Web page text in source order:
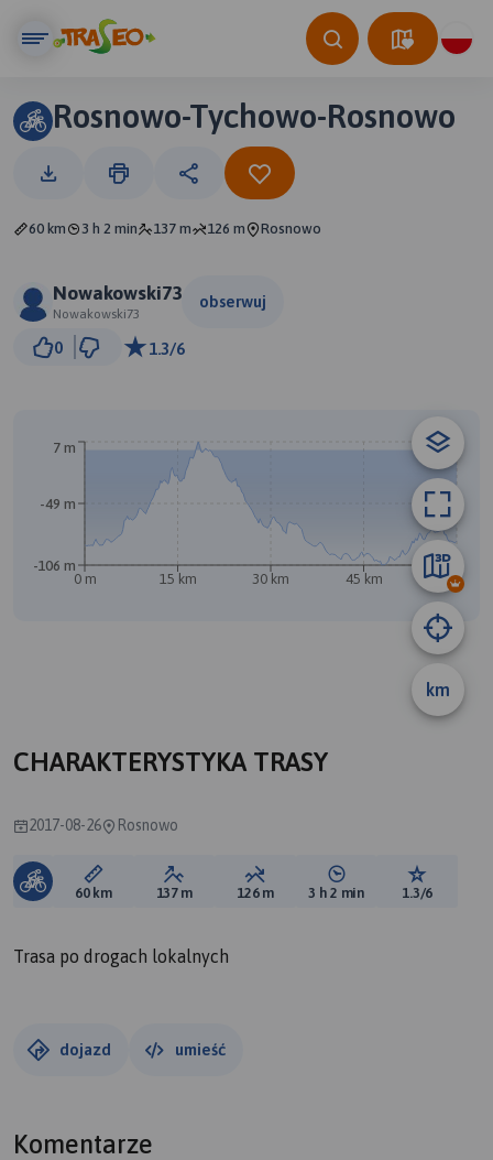
Rosnowo-Tychowo-Rosnowo
60 km 3 h 2 min 137 m 126 m Rosnowo
Nowakowski73
Nowakowski73
obserwuj
0 1.3/6
km
0 m 15 km 30 km 45 km 60 km
-106 m
-49 m
7 m
CHARAKTERYSTYKA TRASY
2017-08-26 Rosnowo
Długość trasy:
60 km Suma przewyższeń:
137 m Suma spadków:
126 m Średni czas potrzebny
3 h 2 min Ocena
1.3/6
Trasa po drogach lokalnych
dojazd umieść
Komentarze